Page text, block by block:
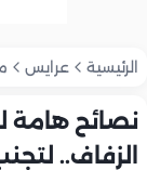
الرئيسية عرايس
نصائح هامة
الزفاف..